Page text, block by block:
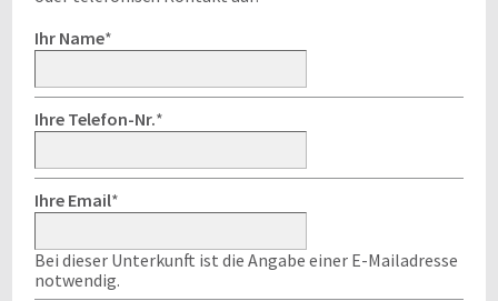
Ihr Name*
Ihre Telefon-Nr.*
Ihre Email*
Bei dieser Unterkunft ist die Angabe einer E-Mailadresse
notwendig.